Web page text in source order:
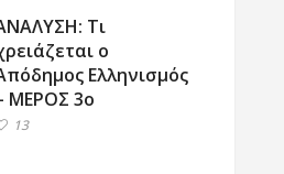
Τι
ο
Ελληνισμός
ΜΕΡΟΣ 3ο
13